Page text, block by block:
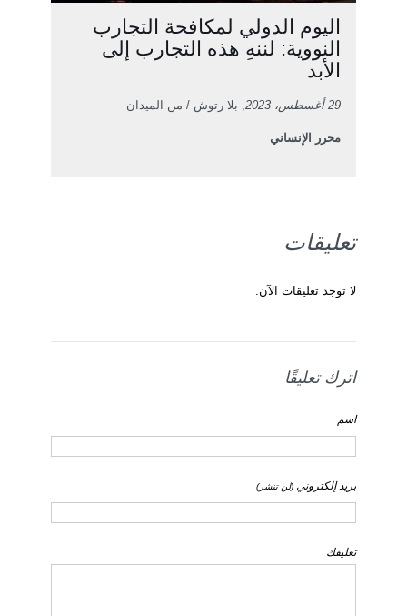
اليوم الدولي لمكافحة التجارب
النووية: لننهِ هذه التجارب إلى
الأبد
29 أغسطس، 2023 , بلا رتوش / من الميدان
محرر الإنساني
تعليقات
لا توجد تعليقات الآن.
اترك تعليقًا
اسم
بريد إلكتروني (لن تنشر)
تعليقك